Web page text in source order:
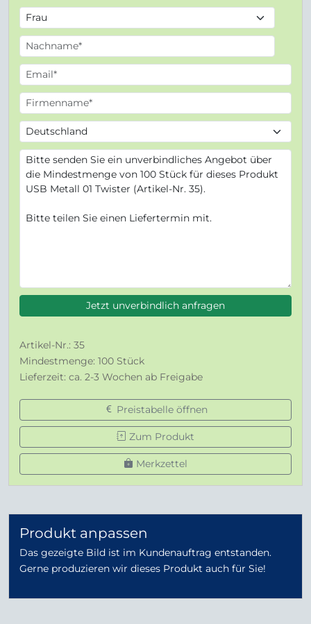
Jetzt unverbindlich anfragen
Artikel-Nr.: 35
Mindestmenge: 100 Stück
Lieferzeit: ca. 2-3 Wochen ab Freigabe
Preistabelle öffnen
Zum Produkt
Merkzettel
Produkt anpassen
Das gezeigte Bild ist im Kundenauftrag entstanden.
Gerne produzieren wir dieses Produkt auch für Sie!